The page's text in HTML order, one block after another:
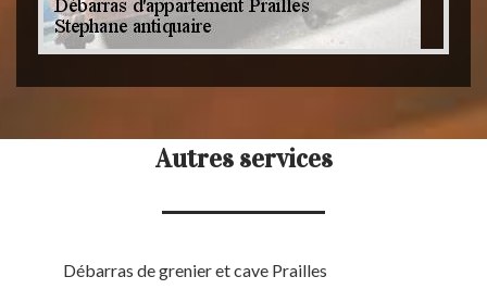
Autres services
Débarras de grenier et cave Prailles